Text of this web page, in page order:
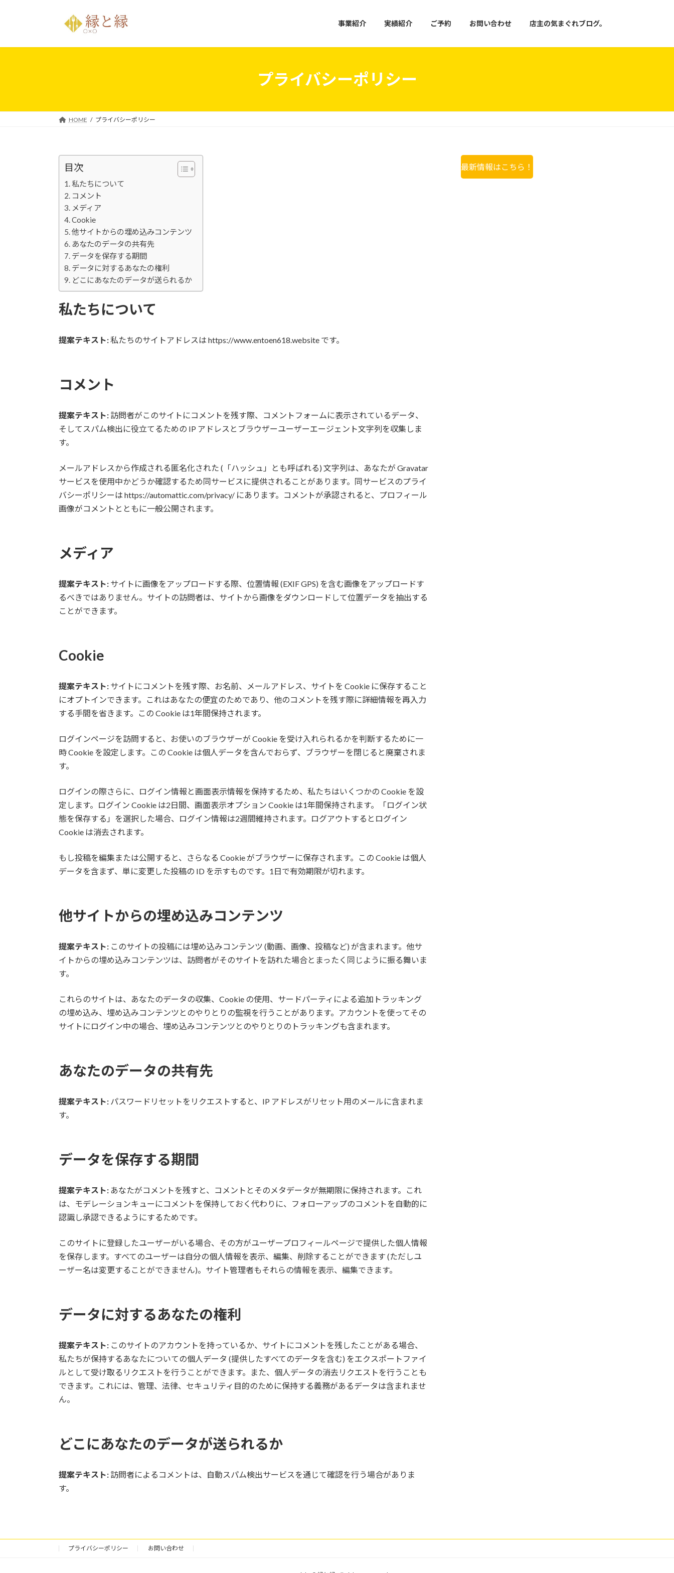
プ
動
事業紹介 実績紹介 ご予約 お問い合わせ 店主の気まぐれブログ。
プライバシーポリシー
HOME プライバシーポリシー
目次
私たちについて
コメント
メディア
Cookie
他サイトからの埋め込みコンテンツ
あなたのデータの共有先
データを保存する期間
データに対するあなたの権利
どこにあなたのデータが送られるか
私たちについて
提案テキスト:私たちのサイトアドレスは https://www.entoen618.website です。
コメント
提案テキスト: 訪問者がこのサイトにコメントを残す際、コメントフォームに表示されているデータ、
そしてスパム検出に役立てるための IP アドレスとブラウザーユーザーエージェント文字列を収集しま
す。
メールアドレスから作成される匿名化された (「ハッシュ」とも呼ばれる) 文字列は、あなたが Gravatar
サービスを使用中かどうか確認するため同サービスに提供されることがあります。同サービスのプライ
バシーポリシーは https://automattic.com/privacy/ にあります。コメントが承認されると、プロフィール
画像がコメントとともに一般公開されます。
メディア
提案テキスト: サイトに画像をアップロードする際、位置情報 (EXIF GPS) を含む画像をアップロードす
るべきではありません。サイトの訪問者は、サイトから画像をダウンロードして位置データを抽出する
ことができます。
Cookie
提案テキスト: サイトにコメントを残す際、お名前、メールアドレス、サイトを Cookie に保存すること
にオプトインできます。これはあなたの便宜のためであり、他のコメントを残す際に詳細情報を再入力
する手間を省きます。この Cookie は1年間保持されます。
ログインページを訪問すると、お使いのブラウザーが Cookie を受け入れられるかを判断するために一
時 Cookie を設定します。この Cookie は個人データを含んでおらず、ブラウザーを閉じると廃棄されま
す。
ログインの際さらに、ログイン情報と画面表示情報を保持するため、私たちはいくつかの Cookie を設
定します。ログイン Cookie は2日間、画面表示オプション Cookie は1年間保持されます。「ログイン状
態を保存する」を選択した場合、ログイン情報は2週間維持されます。ログアウトするとログイン
Cookie は消去されます。
もし投稿を編集または公開すると、さらなる Cookie がブラウザーに保存されます。この Cookie は個人
データを含まず、単に変更した投稿の ID を示すものです。1日で有効期限が切れます。
他サイトからの埋め込みコンテンツ
提案テキスト: このサイトの投稿には埋め込みコンテンツ (動画、画像、投稿など) が含まれます。他サ
イトからの埋め込みコンテンツは、訪問者がそのサイトを訪れた場合とまったく同じように振る舞いま
す。
これらのサイトは、あなたのデータの収集、Cookie の使用、サードパーティによる追加トラッキング
の埋め込み、埋め込みコンテンツとのやりとりの監視を行うことがあります。アカウントを使ってその
サイトにログイン中の場合、埋め込みコンテンツとのやりとりのトラッキングも含まれます。
あなたのデータの共有先
提案テキスト: パスワードリセットをリクエストすると、IP アドレスがリセット用のメールに含まれま
す。
データを保存する期間
提案テキスト: あなたがコメントを残すと、コメントとそのメタデータが無期限に保持されます。これ
は、モデレーションキューにコメントを保持しておく代わりに、フォローアップのコメントを自動的に
認識し承認できるようにするためです。
このサイトに登録したユーザーがいる場合、その方がユーザープロフィールページで提供した個人情報
を保存します。すべてのユーザーは自分の個人情報を表示、編集、削除することができます (ただしユ
ーザー名は変更することができません)。サイト管理者もそれらの情報を表示、編集できます。
データに対するあなたの権利
提案テキスト: このサイトのアカウントを持っているか、サイトにコメントを残したことがある場合、
私たちが保持するあなたについての個人データ (提供したすべてのデータを含む) をエクスポートファイ
ルとして受け取るリクエストを行うことができます。また、個人データの消去リクエストを行うことも
できます。これには、管理、法律、セキュリティ目的のために保持する義務があるデータは含まれませ
ん。
どこにあなたのデータが送られるか
提案テキスト: 訪問者によるコメントは、自動スパム検出サービスを通じて確認を行う場合がありま
す。
最新情報はこちら！
プライバシーポリシー お問い合わせ